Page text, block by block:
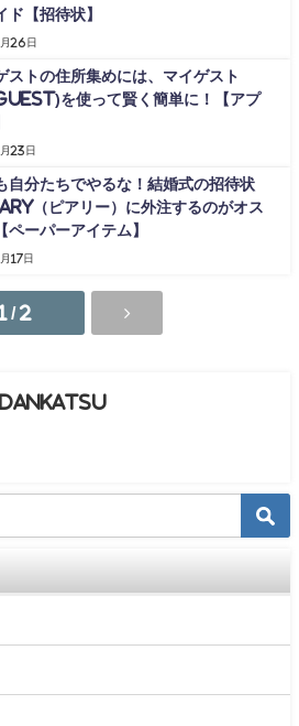
ド【招待状】
26日
ストの住所集めには、マイゲスト
を使って賢く簡単に！【アプ
23日
自分たちでやるな！結婚式の招待状
（ピアリー）に外注するのがオス
ペーパーアイテム】
17日
/ 2
DANKATSU